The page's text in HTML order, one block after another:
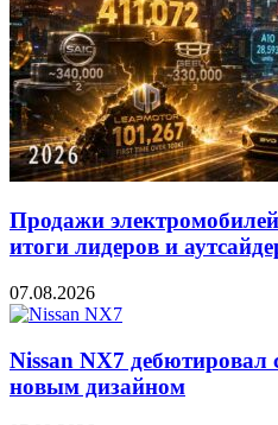
Продажи
итоги лидеров и
07.08.2026
Nissan NX7
новым дизайном